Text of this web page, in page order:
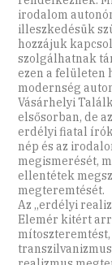
irodalom
illeszkedésük
hozzájuk
szolgálhatnak
ezen a felületen
modernség
Vásárhelyi
elsősorban, de
erdélyi fiatal
nép és az
megismerését,
ellentétek
megteremtését.
Az ,,erdélyi
Elemér kitért